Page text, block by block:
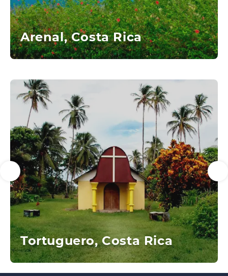
Arenal, Costa Rica
Tortuguero, Costa Rica